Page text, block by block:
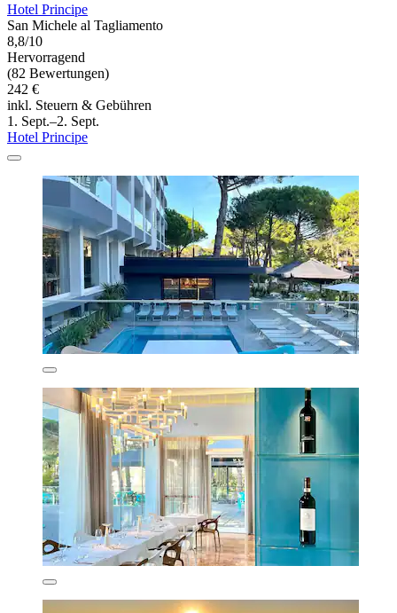
Hotel Principe
San Michele al Tagliamento
8,8/10
Hervorragend
(82 Bewertungen)
242 €
inkl. Steuern & Gebühren
1. Sept.–2. Sept.
Hotel Principe